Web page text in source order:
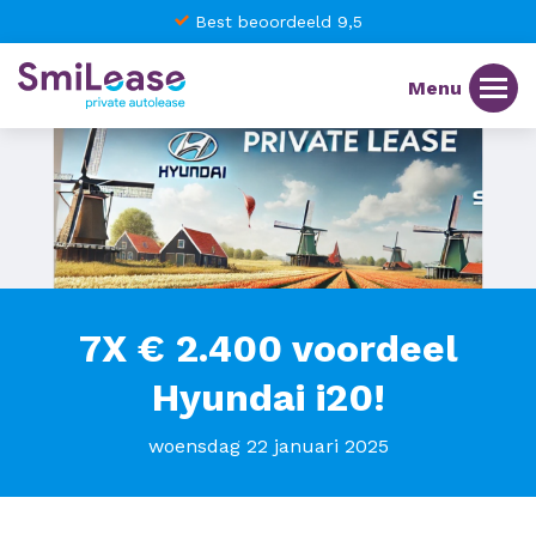
Best beoordeeld 9,5
7X € 2.400 voordeel
Hyundai i20!
woensdag 22 januari 2025